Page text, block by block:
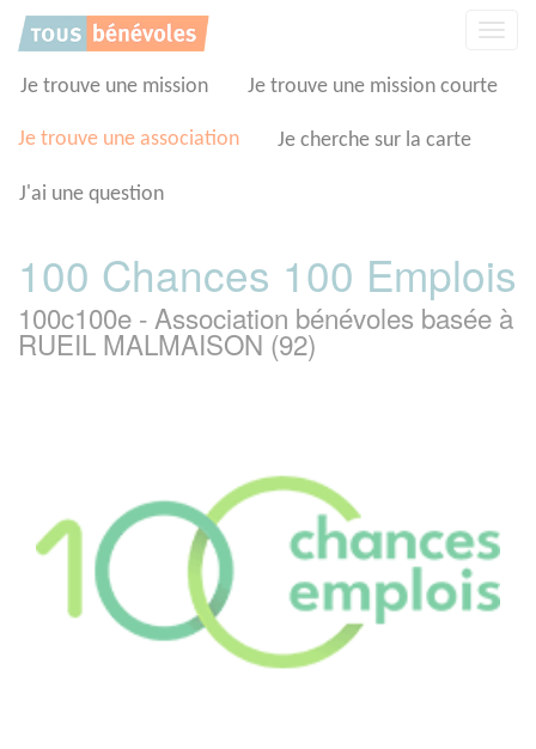
Je trouve une mission Je trouve une mission courte
Je trouve une association Je cherche sur la carte
J'ai une question
100 Chances 100 Emplois
100c100e - Association bénévoles basée à
RUEIL MALMAISON (92)
Panneau de gestion des cookies